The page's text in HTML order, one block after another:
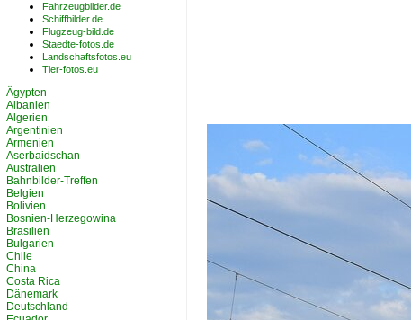
Fahrzeugbilder.de
Schiffbilder.de
Flugzeug-bild.de
Staedte-fotos.de
Landschaftsfotos.eu
Tier-fotos.eu
Ägypten
Albanien
Algerien
Argentinien
Armenien
Aserbaidschan
Australien
Bahnbilder-Treffen
Belgien
Bolivien
Bosnien-Herzegowina
Brasilien
Bulgarien
Chile
China
Costa Rica
Dänemark
Deutschland